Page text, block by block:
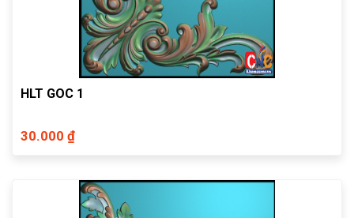
HLT GOC 1
30.000 ₫